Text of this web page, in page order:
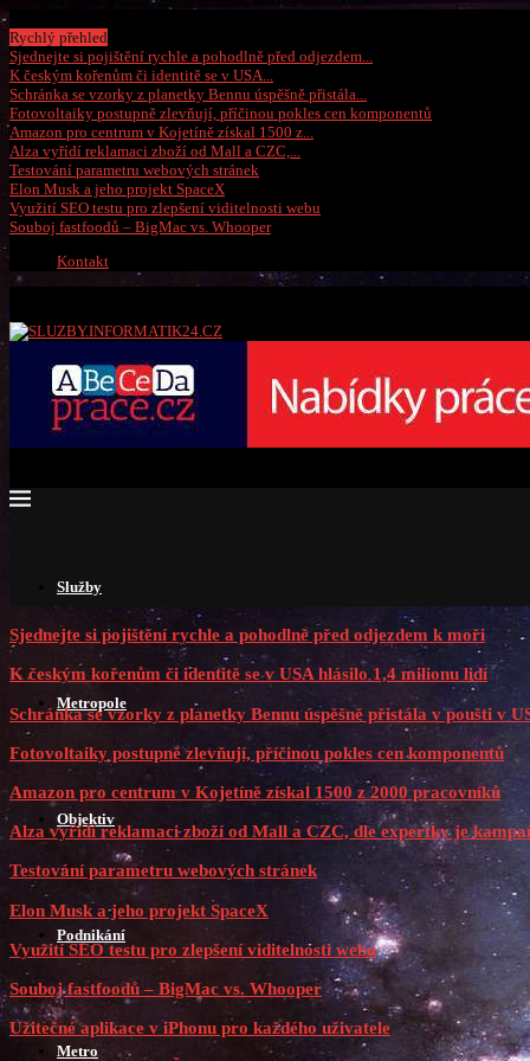
Rychlý přehled
Sjednejte si pojištění rychle a pohodlně před odjezdem...
K českým kořenům či identitě se v USA...
Schránka se vzorky z planetky Bennu úspěšně přistála...
Fotovoltaiky postupně zlevňují, příčinou pokles cen komponentů
Amazon pro centrum v Kojetíně získal 1500 z...
Alza vyřídí reklamaci zboží od Mall a CZC,...
Testování parametru webových stránek
Elon Musk a jeho projekt SpaceX
Využití SEO testu pro zlepšení viditelnosti webu
Souboj fastfoodů – BigMac vs. Whooper
Kontakt
Služby
Metropole
Objektiv
Podnikání
Metro
Sjednejte si pojištění rychle a pohodlně před odjezdem k moři
K českým kořenům či identitě se v USA hlásilo 1,4 milionu lidí
Schránka se vzorky z planetky Bennu úspěšně přistála v poušti v
Fotovoltaiky postupně zlevňují, příčinou pokles cen komponentů
Amazon pro centrum v Kojetíně získal 1500 z 2000 pracovníků
Alza vyřídí reklamaci zboží od Mall a CZC, dle expertky je
Testování parametru webových stránek
Elon Musk a jeho projekt SpaceX
Využití SEO testu pro zlepšení viditelnosti webu
Souboj fastfoodů – BigMac vs. Whooper
Užitečné aplikace v iPhonu pro každého uživatele